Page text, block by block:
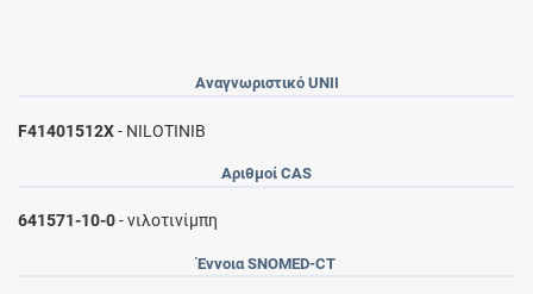
Αναγνωριστικό UNII
F41401512X- NILOTINIB
Αριθμοί CAS
641571-10-0- νιλοτινίμπη
Έννοια SNOMED-CT